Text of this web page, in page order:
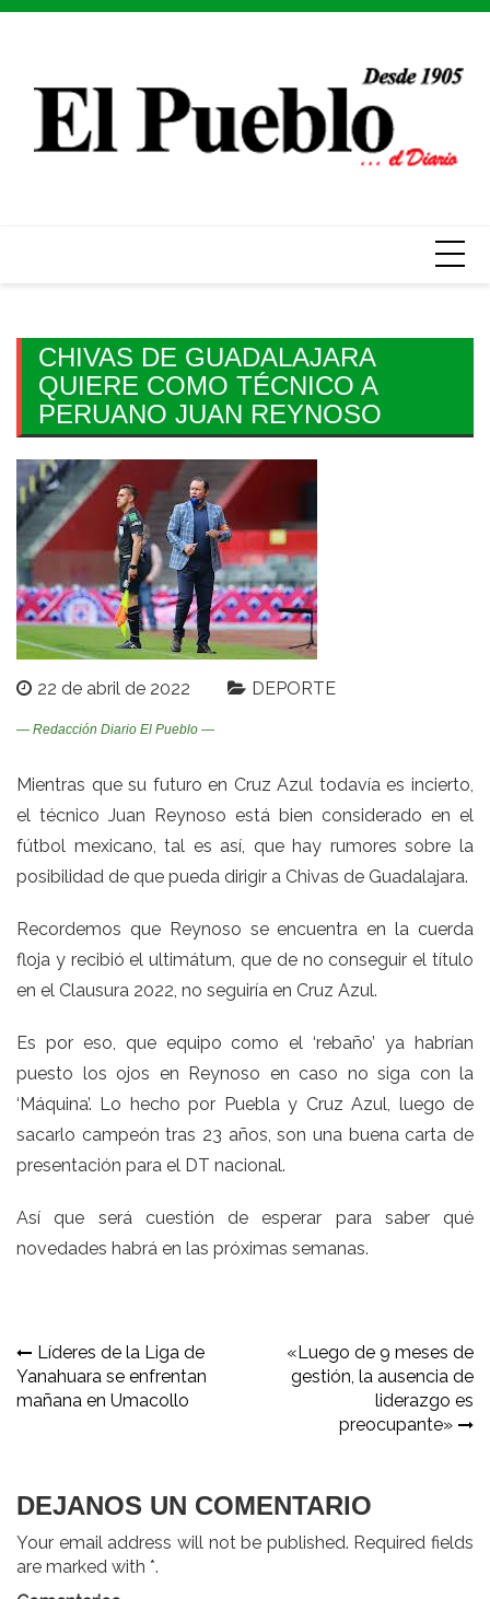
Skip
CHIVAS DE GUADALAJARA
QUIERE COMO TÉCNICO A
PERUANO JUAN REYNOSO
22 de abril de 2022 DEPORTE
— Redacción Diario El Pueblo —
Mientras que su futuro en Cruz Azul todavía es incierto,
el técnico Juan Reynoso está bien considerado en el
fútbol mexicano, tal es así, que hay rumores sobre la
posibilidad de que pueda dirigir a Chivas de Guadalajara.
Recordemos que Reynoso se encuentra en la cuerda
floja y recibió el ultimátum, que de no conseguir el título
en el Clausura 2022, no seguiría en Cruz Azul.
Es por eso, que equipo como el ‘rebaño’ ya habrían
puesto los ojos en Reynoso en caso no siga con la
‘Máquina’. Lo hecho por Puebla y Cruz Azul, luego de
sacarlo campeón tras 23 años, son una buena carta de
presentación para el DT nacional.
Así que será cuestión de esperar para saber qué
novedades habrá en las próximas semanas.
Navegación
de
Líderes de la Liga de
Yanahuara se enfrentan
mañana en Umacollo
«Luego de 9 meses de
gestión, la ausencia de
liderazgo es
preocupante»
DEJANOS UN COMENTARIO
Your email address will not be published. Required fields
are marked with *.